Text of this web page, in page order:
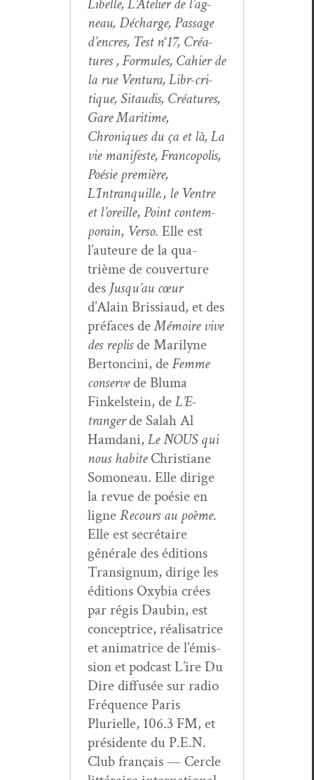
Libelle, L’Atelier de l’ag­
neau, Décharge, Pas­sage
d’en­cres, Test n°17, Créa­
tures , For­mules, Cahi­er de
la rue Ven­tu­ra, Libr-cri­
tique, Sitaud­is, Créa­tures,
Gare Mar­itime,
Chroniques du ça et là, La
vie man­i­feste, Fran­copo­lis,
Poésie pre­mière,
L’Intranquille., le Ven­tre
et l’or­eille, Point con­tem­
po­rain, Ver­so. Elle est
l’auteure de la qua­
trième de cou­ver­ture
des Jusqu’au cœur
d’Alain Bris­si­aud, et des
pré­faces deMémoire vive
des replisde Mar­i­lyne
Bertonci­ni, deFemme
con­servede Bluma
Finkel­stein, deL’E­
trangerde Salah Al
Ham­dani, Le NOUS qui
nous habiteChris­tiane
Somoneau. Elle dirige
la revue de poésie en
ligneRecours au poème.
Elle est secré­taire
générale des édi­tions
Tran­signum, dirige les
édi­tions Oxy­bia crées
par régis Daubin, est
con­cep­trice, réal­isatrice
et ani­ma­trice de l’émis­
sion et pod­cast L’ire Du
Dire dif­fusée sur radio
Fréquence Paris
Plurielle, 106.3 FM, et
prési­dente du P.E.N.
Club français — Cer­cle